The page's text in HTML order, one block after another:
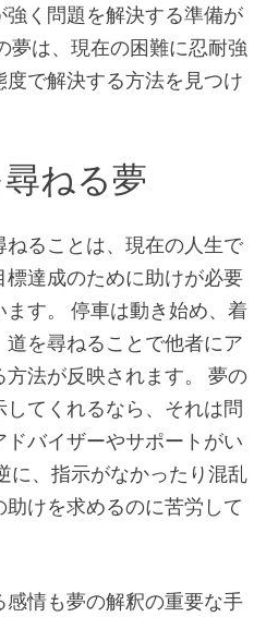
く問題を解決する準備が
夢は、現在の困難に忍耐強
度で解決する方法を見つけ
ねる夢
ることは、現在の人生で
達成のために助けが必要
す。 停車は動き始め、着
を尋ねることで他者にア
方法が反映されます。 夢の
てくれるなら、それは問
バイザーやサポートがい
に、指示がなかったり混乱
けを求めるのに苦労して
情も夢の解釈の重要な手